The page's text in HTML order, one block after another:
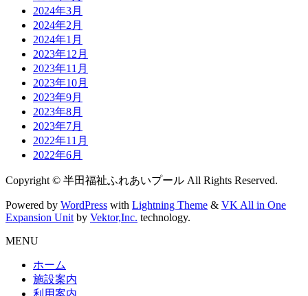
2024年3月
2024年2月
2024年1月
2023年12月
2023年11月
2023年10月
2023年9月
2023年8月
2023年7月
2022年11月
2022年6月
Copyright © 半田福祉ふれあいプール All Rights Reserved.
Powered by WordPress with Lightning Theme & VK All in One
Expansion Unit by Vektor,Inc. technology.
MENU
ホーム
施設案内
利用案内